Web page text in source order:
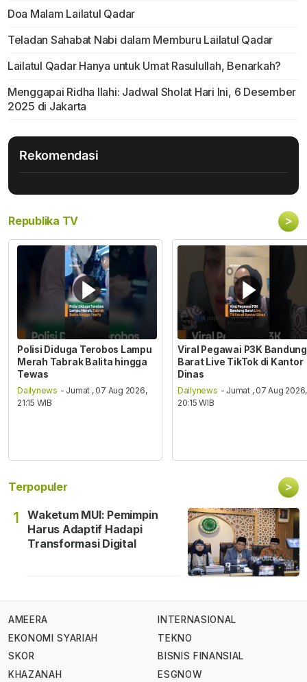
Doa Malam Lailatul Qadar
Teladan Sahabat Nabi dalam Memburu Lailatul Qadar
Lailatul Qadar Hanya untuk Umat Rasulullah, Benarkah?
Menggapai Ridha Ilahi: Jadwal Sholat Hari Ini, 6 Desember
2025 di Jakarta
Rekomendasi
Republika TV >
Polisi Diduga Terobos Lampu
Merah Tabrak Balita hingga
Tewas
Dailynews - Jumat , 07 Aug 2026,
21:15 WIB
Viral Pegawai P3K Bandung
Barat Live TikTok di Kantor
Dinas
Dailynews - Jumat , 07 Aug 2026,
20:15 WIB
Terpopuler >
1
Waketum MUI: Pemimpin
Harus Adaptif Hadapi
Transformasi Digital
AMEERA
EKONOMI SYARIAH
SKOR
KHAZANAH
INTERNASIONAL
TEKNO
BISNIS FINANSIAL
ESGNOW